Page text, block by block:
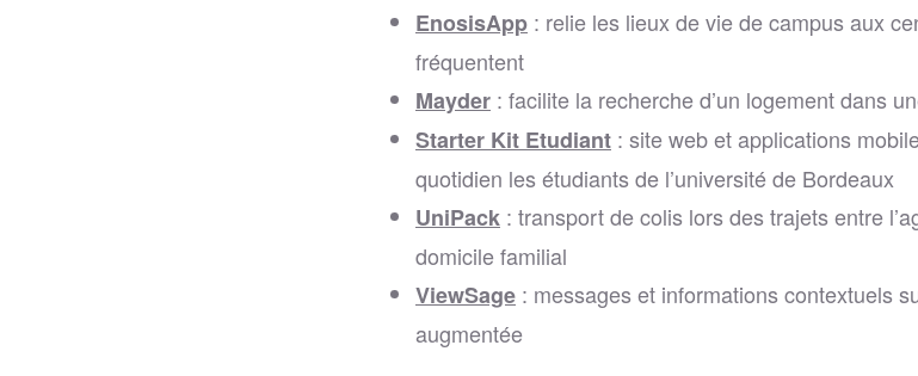
EnosisApp : relie les lieux de vie de campus aux
fréquentent
Mayder : facilite la recherche d’un logement dans
Starter Kit Etudiant : site web et applications
quotidien les étudiants de l’université de Bordeaux
UniPack : transport de colis lors des trajets entre
domicile familial
ViewSage : messages et informations contextuels
augmentée